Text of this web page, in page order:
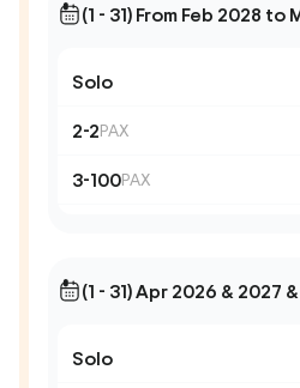
(1 - 31) From Feb 2028 to
Solo
2-2PAX
3-100PAX
(1 - 31) Apr 2026 & 2027
Solo